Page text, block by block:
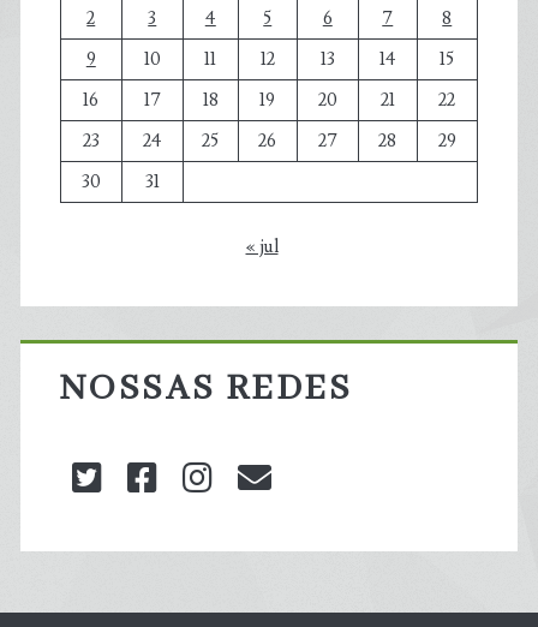
2
3 4 5 6 7
8
9
10 11 12 13 14
15
16
17 18 19 20 21
22
23
24 25 26 27 28
29
30
31
« jul
NOSSAS REDES
twitterfacebookinstagram